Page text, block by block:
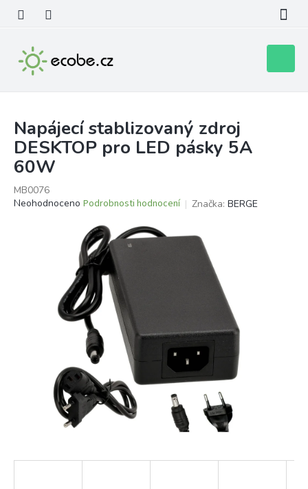
obsah
košík
Napájecí stablizovaný zdroj
DESKTOP pro LED pásky 5A
60W
MB0076
Průměrné
Neohodnoceno Podrobnosti hodnocení Značka: BERGE